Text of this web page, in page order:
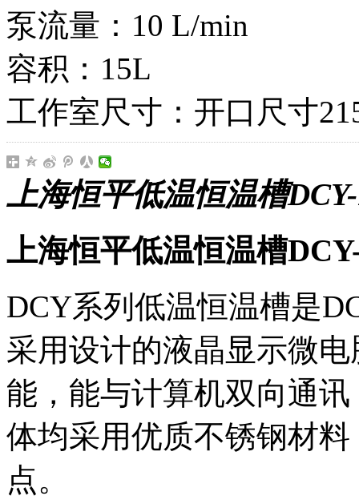
泵流量：10 L/min
容积：15L
工作室尺寸：开口尺寸
上海恒平低温恒温槽
上海恒平低温恒温槽
DCY系列低温恒温槽是
采用设计的液晶显示微
能，能与计算机双向通
体均采用优质不锈钢材
点。